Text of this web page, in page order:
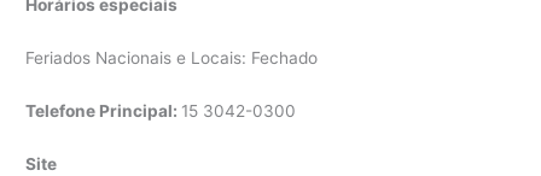
Horários especiais
Feriados Nacionais e Locais: Fechado
Telefone Principal: 15 3042-0300
Site